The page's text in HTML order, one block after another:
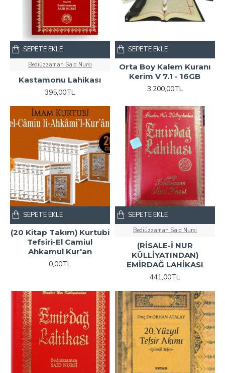
Bediüzzaman Said Nursi
Kastamonu Lahikası
395,00TL
SEPETE EKLE
Orta Boy Kalem Kuranı
Kerim V 7.1 - 16GB
3.200,00TL
SEPETE EKLE
(20 Kitap Takım) Kurtubi
Tefsiri-El Camiul
Ahkamul Kur'an
0,00TL
SEPETE EKLE
Bediüzzaman Said Nursi
(RİSALE-İ NUR
KÜLLİYATINDAN)
EMİRDAĞ LAHİKASI
441,00TL
SEPETE EKLE